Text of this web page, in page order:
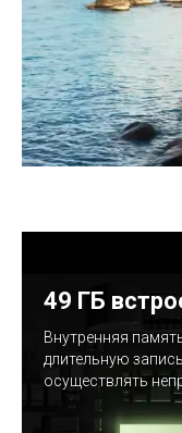
49 ГБ
Внутренняя
длительную
осуществлять